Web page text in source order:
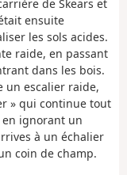
de Skears et
ensuite
les sols acides.
raide, en passant
dans les bois.
un escalier raide,
» qui continue tout
ignorant un
à un échalier
coin de champ.